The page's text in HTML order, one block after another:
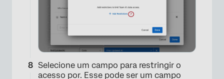
Selecione um campo para restringir o
acesso por. Esse pode ser um campo